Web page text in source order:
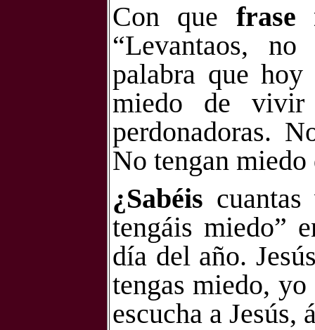
Con que frase
“Levantaos,
palabra que
miedo de vivir
perdonadoras.
No tengan
¿Sabéis
tengáis miedo”
día del año.
tengas miedo,
escucha a Jesús,